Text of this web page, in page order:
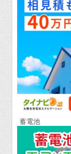
蓄電池